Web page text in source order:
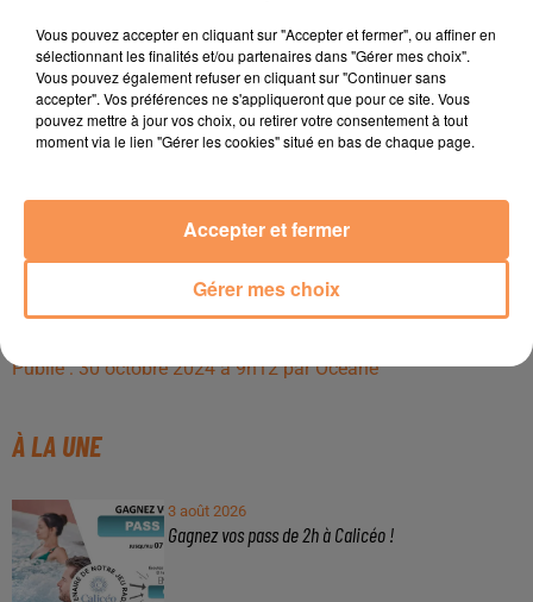
Soumettre le formulaire
Publié : 30 octobre 2024 à 9h12 par Océane
À LA UNE
3 août 2026
Gagnez vos pass de 2h à Calicéo !
Vous pouvez accepter en cliquant sur "Accepter et fermer", ou affiner en
sélectionnant les finalités et/ou partenaires dans "Gérer mes choix".
Vous pouvez également refuser en cliquant sur "Continuer sans
accepter". Vos préférences ne s'appliqueront que pour ce site. Vous
pouvez mettre à jour vos choix, ou retirer votre consentement à tout
moment via le lien "Gérer les cookies" situé en bas de chaque page.
Gérer mes choix
Accepter et fermer